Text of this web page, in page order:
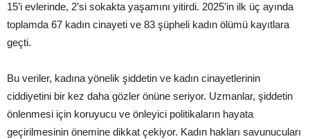
15’i evlerinde, 2’si sokakta yaşamını yitirdi. 2025’in ilk üç ayında
toplamda 67 kadın cinayeti ve 83 şüpheli kadın ölümü kayıtlara
geçti.
Bu veriler, kadına yönelik şiddetin ve kadın cinayetlerinin
ciddiyetini bir kez daha gözler önüne seriyor. Uzmanlar, şiddetin
önlenmesi için koruyucu ve önleyici politikaların hayata
geçirilmesinin önemine dikkat çekiyor. Kadın hakları savunucuları